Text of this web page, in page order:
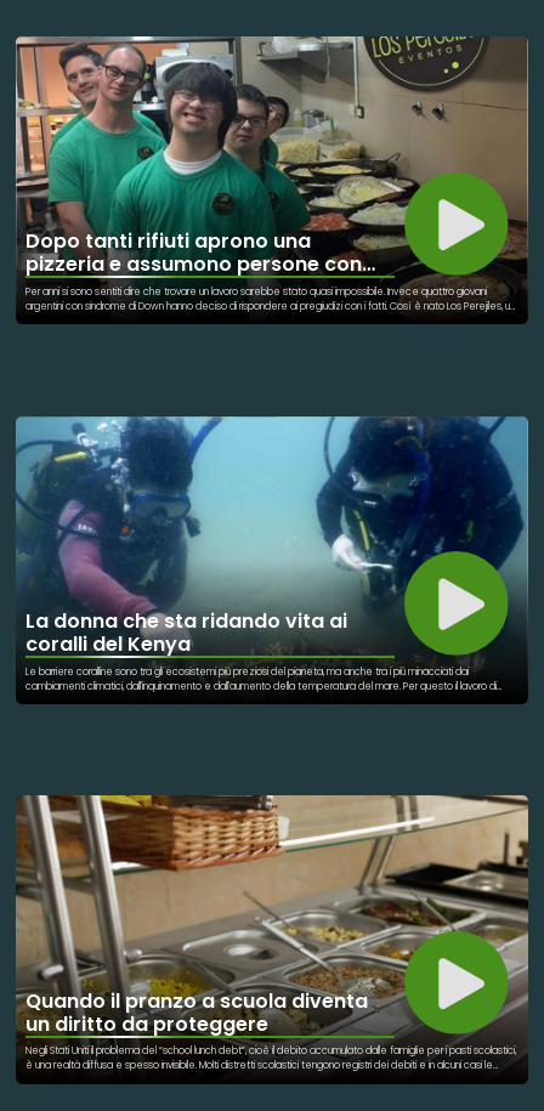
tradizionali film agricoli in plastica è che spesso rimangono nei terreni sotto forma di residui difficili da eliminare,
contribuendo all’accumulo di microplastiche. Nei test condotti dai ricercatori, il nuovo materiale ha mostrato
capacità di degradarsi nel suolo senza effetti negativi sulla crescita delle piante analizzate. Dopo 115 giorni di
sperimentazione è stata registrata una degradazione di circa il 34%. La ricerca apre quindi una nuova strada:
trasformare uno scarto naturale abbondante in un materiale utile, riducendo il consumo di plastica e
favorendo un modello di economia circolare.
Dopo tanti rifiuti aprono una
pizzeria e assumono persone con
disabilità
Per anni si sono sentiti dire che trovare un lavoro sarebbe stato quasi impossibile. Invece quattro giovani
argentini con sindrome di Down hanno deciso di rispondere ai pregiudizi con i fatti. Così è nato Los Perejiles, un
progetto avviato a Buenos Aires da Mateo, Leandro, Franco e Mauricio, trasformato nel tempo in un'attività di
La donna che sta ridando vita ai
coralli del Kenya
Le barriere coralline sono tra gli ecosistemi più preziosi del pianeta, ma anche tra i più minacciati dai
cambiamenti climatici, dall'inquinamento e dall'aumento della temperatura del mare. Per questo il lavoro di
tutela dell'ambiente non resta solo un ideale, ma diventa un gesto concreto che ogni immersione
contribuisce a trasformare in futuro.
Quando il pranzo a scuola diventa
un diritto da proteggere
Negli Stati Uniti il problema del “school lunch debt”, cioè il debito accumulato dalle famiglie per i pasti scolastici,
è una realtà diffusa e spesso invisibile. Molti distretti scolastici tengono registri dei debiti e in alcuni casi le